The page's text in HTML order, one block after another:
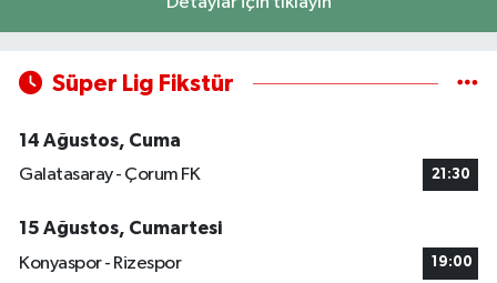
Süper Lig Fikstür
14 Ağustos, Cuma
Galatasaray - Çorum FK
21:30
15 Ağustos, Cumartesi
Konyaspor - Rizespor
19:00